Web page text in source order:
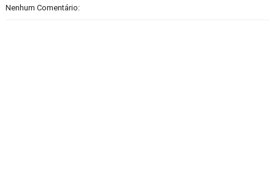
Nenhum Comentário: